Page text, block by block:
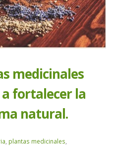
medicinales
fortalecer la
natural.
, plantas medicinales,